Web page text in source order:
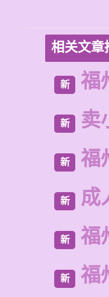
相关文章
新 福
新 卖
新 福
新 成
新 福
新 福